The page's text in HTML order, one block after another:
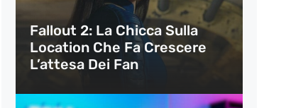
Fallout 2: La Chicca Sulla
Location Che Fa Crescere
L’attesa Dei Fan